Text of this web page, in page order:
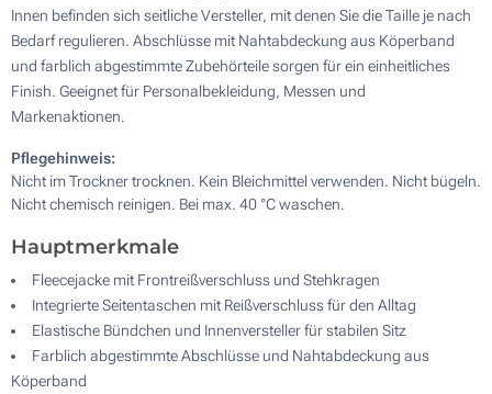
Innen befinden sich seitliche Versteller, mit denen Sie die Taille je nach
Bedarf regulieren. Abschlüsse mit Nahtabdeckung aus Köperband
und farblich abgestimmte Zubehörteile sorgen für ein einheitliches
Finish. Geeignet für Personalbekleidung, Messen und
Markenaktionen.
Pflegehinweis:
Nicht im Trockner trocknen. Kein Bleichmittel verwenden. Nicht bügeln.
Nicht chemisch reinigen. Bei max. 40 °C waschen.
Hauptmerkmale
Fleecejacke mit Frontreißverschluss und Stehkragen
Integrierte Seitentaschen mit Reißverschluss für den Alltag
Elastische Bündchen und Innenversteller für stabilen Sitz
Farblich abgestimmte Abschlüsse und Nahtabdeckung aus
Köperband